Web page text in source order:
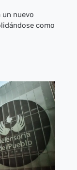
un nuevo
como